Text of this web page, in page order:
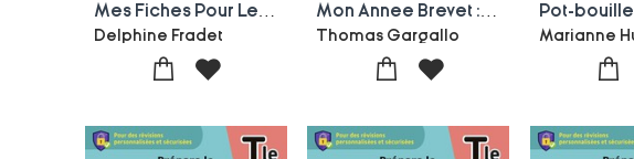
Delphine Fradet Thomas Gargallo
Pot-bouille